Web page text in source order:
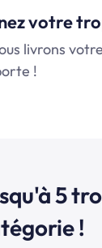
votre
livrons
!
5
!